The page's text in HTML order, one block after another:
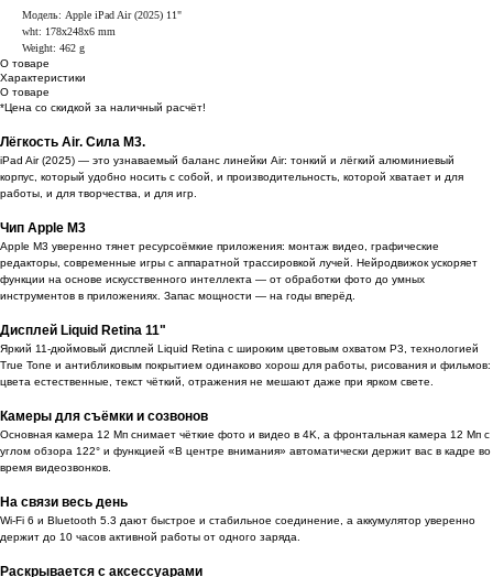
Модель: Apple iPad Air (2025) 11"
wht: 178x248x6 mm
Weight: 462 g
О товаре
Характеристики
О товаре
*Цена со скидкой за наличный расчёт!
Лёгкость Air. Сила M3.
iPad Air (2025) — это узнаваемый баланс линейки Air: тонкий и лёгкий алюминиевый
корпус, который удобно носить с собой, и производительность, которой хватает и для
работы, и для творчества, и для игр.
Чип Apple M3
Apple M3 уверенно тянет ресурсоёмкие приложения: монтаж видео, графические
редакторы, современные игры с аппаратной трассировкой лучей. Нейродвижок ускоряет
функции на основе искусственного интеллекта — от обработки фото до умных
инструментов в приложениях. Запас мощности — на годы вперёд.
Дисплей Liquid Retina 11"
Яркий 11-дюймовый дисплей Liquid Retina с широким цветовым охватом P3, технологией
True Tone и антибликовым покрытием одинаково хорош для работы, рисования и фильмов:
цвета естественные, текст чёткий, отражения не мешают даже при ярком свете.
Камеры для съёмки и созвонов
Основная камера 12 Мп снимает чёткие фото и видео в 4K, а фронтальная камера 12 Мп с
углом обзора 122° и функцией «В центре внимания» автоматически держит вас в кадре во
время видеозвонков.
На связи весь день
Wi-Fi 6 и Bluetooth 5.3 дают быстрое и стабильное соединение, а аккумулятор уверенно
держит до 10 часов активной работы от одного заряда.
Раскрывается с аксессуарами